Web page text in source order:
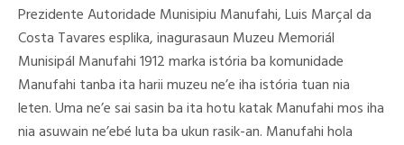
Prezidente Autoridade Munisipiu Manufahi, Luis Marçal da
Costa Tavares esplika, inagurasaun Muzeu Memoriál
Munisipál Manufahi 1912 marka istória ba komunidade
Manufahi tanba ita harii muzeu ne’e iha istória tuan nia
leten. Uma ne’e sai sasin ba ita hotu katak Manufahi mos iha
nia asuwain ne’ebé luta ba ukun rasik-an. Manufahi hola